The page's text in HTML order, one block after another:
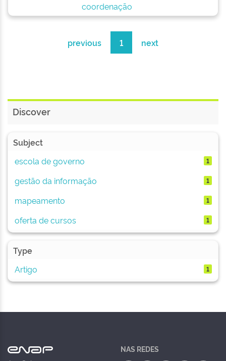
coordenação
previous 1 next
Discover
Subject
escola de governo
1
gestão da informação 1
mapeamento 1
oferta de cursos 1
Type
Artigo
1
NAS REDES